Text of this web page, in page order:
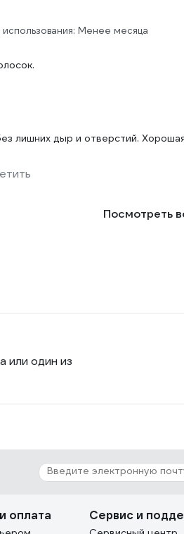
Менее месяца
лишних дыр и отверстий.
Посмотреть
или один из
оплата Сервис и